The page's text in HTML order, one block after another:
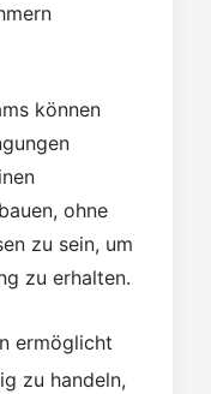
können
ohne
zu sein, um
zu erhalten.
ermöglicht
zu handeln,